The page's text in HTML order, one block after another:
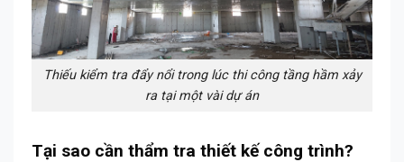
Thiếu kiểm tra đẩy nổi trong lúc thi công tầng hầm xảy
ra tại một vài dự án
Tại sao cần thẩm tra thiết kế công trình?